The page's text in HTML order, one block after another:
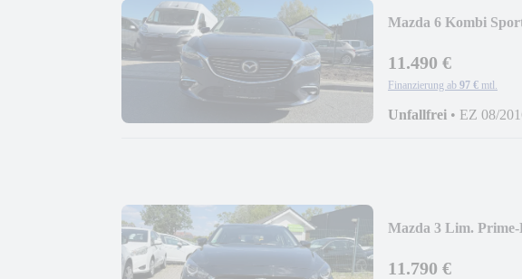
Mazda 6 Kombi
11.490 €
Finanzierung ab 97 € mtl.
Unfallfrei • EZ 08/
Mazda 3 Lim.
11.790 €